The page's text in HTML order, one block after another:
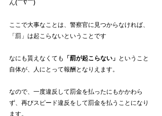
ん(￣∇￣)
ここで大事なことは、警察官に見つからなければ、
「罰」は起こらないということです
なにも貰えなくても 「罰が起こらない」 ということ
自体が、人にとって報酬となりえます。
なので、一度違反して罰金を払ったにもかかわら
ず、再びスピード違反をして罰金を払うことになり
ます。